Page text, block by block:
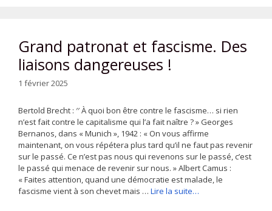
Grand patronat et fascisme. Des
liaisons dangereuses !
1 février 2025
Bertold Brecht : ′′ À quoi bon être contre le fascisme… si rien
n’est fait contre le capitalisme qui l’a fait naître ? » Georges
Bernanos, dans « Munich », 1942 : « On vous affirme
maintenant, on vous répétera plus tard qu’il ne faut pas revenir
sur le passé. Ce n’est pas nous qui revenons sur le passé, c’est
le passé qui menace de revenir sur nous. » Albert Camus :
« Faites attention, quand une démocratie est malade, le
fascisme vient à son chevet mais … Lire la suite…